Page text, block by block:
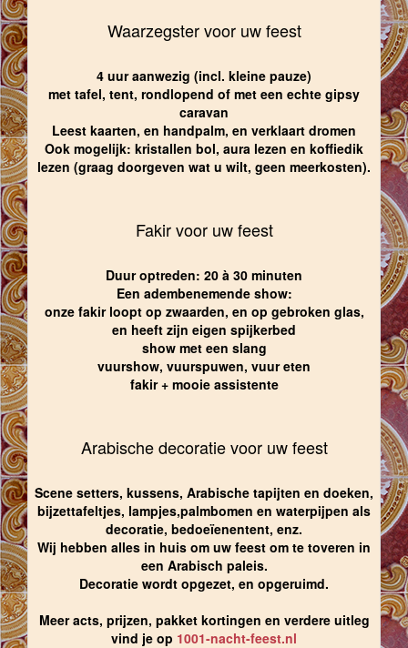
Waarzegster voor uw feest
4 uur aanwezig (incl. kleine pauze)
met tafel, tent, rondlopend of met een echte gipsy
caravan
Leest kaarten, en handpalm, en verklaart dromen
Ook mogelijk: kristallen bol, aura lezen en koffiedik
lezen (graag doorgeven wat u wilt, geen meerkosten).
Fakir voor uw feest
Duur optreden: 20 à 30 minuten
Een adembenemende show:
onze fakir loopt op zwaarden, en op gebroken glas,
en heeft zijn eigen spijkerbed
show met een slang
vuurshow, vuurspuwen, vuur eten
fakir + mooie assistente
Arabische decoratie voor uw feest
Scene setters, kussens, Arabische tapijten en doeken,
bijzettafeltjes, lampjes,palmbomen en waterpijpen als
decoratie, bedoeïenentent, enz.
Wij hebben alles in huis om uw feest om te toveren in
een Arabisch paleis.
Decoratie wordt opgezet, en opgeruimd.
Meer acts, prijzen, pakket kortingen en verdere uitleg
vind je op 1001-nacht-feest.nl